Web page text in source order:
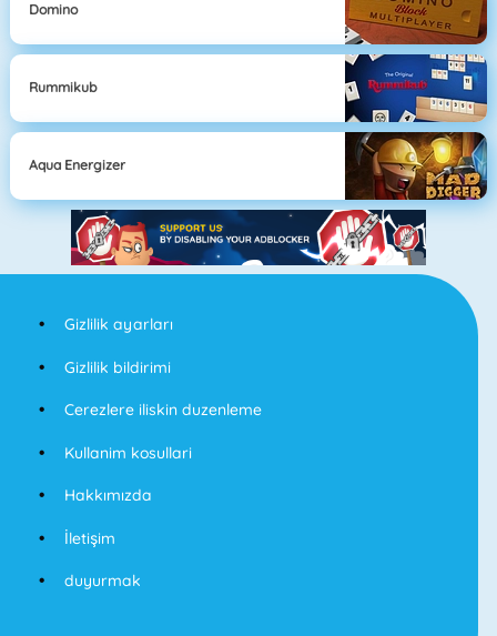
Domino
Rummikub
Aqua Energizer
Gizlilik ayarları
Gizlilik bildirimi
Cerezlere iliskin duzenleme
Kullanim kosullari
Hakkımızda
İletişim
duyurmak